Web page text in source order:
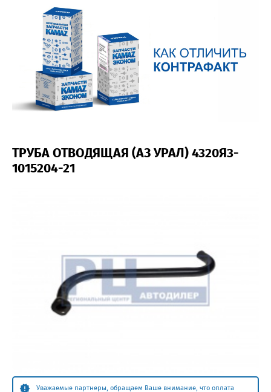
ТРУБА ОТВОДЯЩАЯ (АЗ УРАЛ) 4320Я3-
1015204-21
Уважаемые партнеры, обращаем Ваше внимание, что оплата